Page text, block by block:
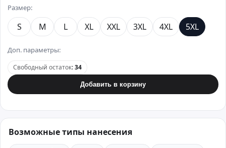
Размер:
S M L XL XXL 3XL 4XL 5XL
Доп. параметры:
Свободный остаток:34
Добавить в корзину
Возможные типы нанесения